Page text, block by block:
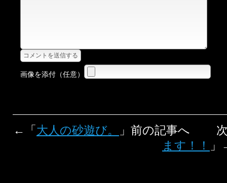
画像を添付（任意）
←「大人の砂遊び。
」前の記事へ 次
ます！！